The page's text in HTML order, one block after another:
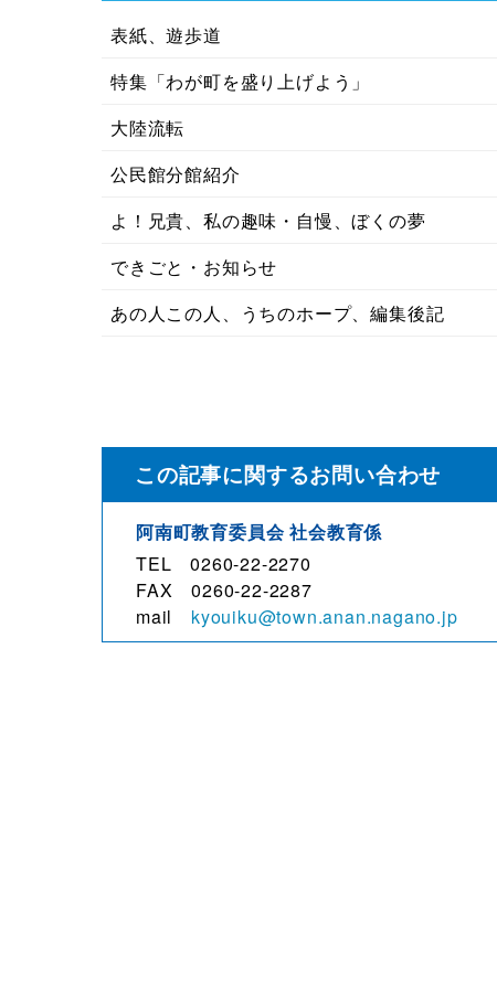
表紙、遊歩道
特集「わが町を盛り上げよう」
大陸流転
公民館分館紹介
よ！兄貴、私の趣味・自慢、ぼくの夢
できごと・お知らせ
あの人この人、うちのホープ、編集後記
この記事に関するお問い合わせ
阿南町教育委員会 社会教育係
TEL 0260-22-2270
FAX 0260-22-2287
mail kyouiku@town.anan.nagano.jp